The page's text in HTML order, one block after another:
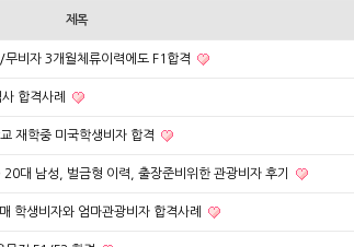
제목
비자 3개월체류이력에도 F1합격
합격사례
재학중 미국학생비자 합격
대 남성, 벌금형 이력, 출장준비위한 관광비자 후기
학생비자와 엄마관광비자 합격사례